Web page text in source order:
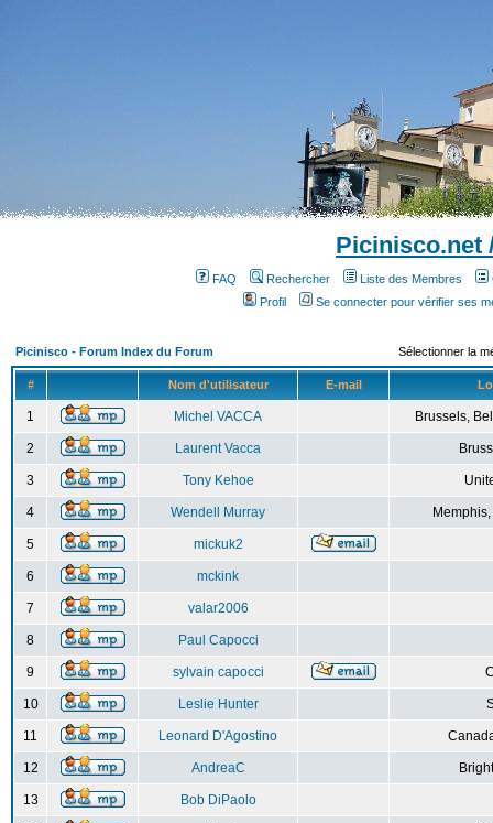
Picinisco.net
FAQ Rechercher Liste des Membres
Profil
Se connecter pour vérifier ses
Picinisco - Forum Index du Forum Sélectionner la
# Nom d'utilisateur E-mail
1 Michel VACCA Brussels,
2 Laurent Vacca
3 Tony Kehoe
4 Wendell Murray
5 mickuk2
6 mckink
7 valar2006
8 Paul Capocci
9 sylvain capocci
10 Leslie Hunter
11 Leonard D'Agostino
12 AndreaC
13 Bob DiPaolo